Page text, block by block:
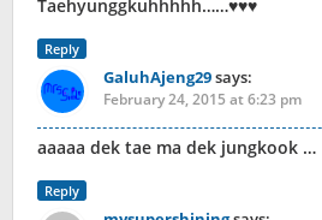
Taehyunggkuhhhhh……♥♥♥
Reply
GaluhAjeng29says:
February 24, 2015 at 6:23 pm
aaaaa dek tae ma dek jungkook …
Reply